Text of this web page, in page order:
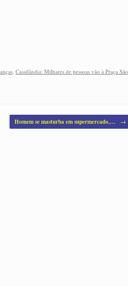
, Cassilândia: Milhares de pessoas vão à Praça São
Homem se masturba em supermercado,… →